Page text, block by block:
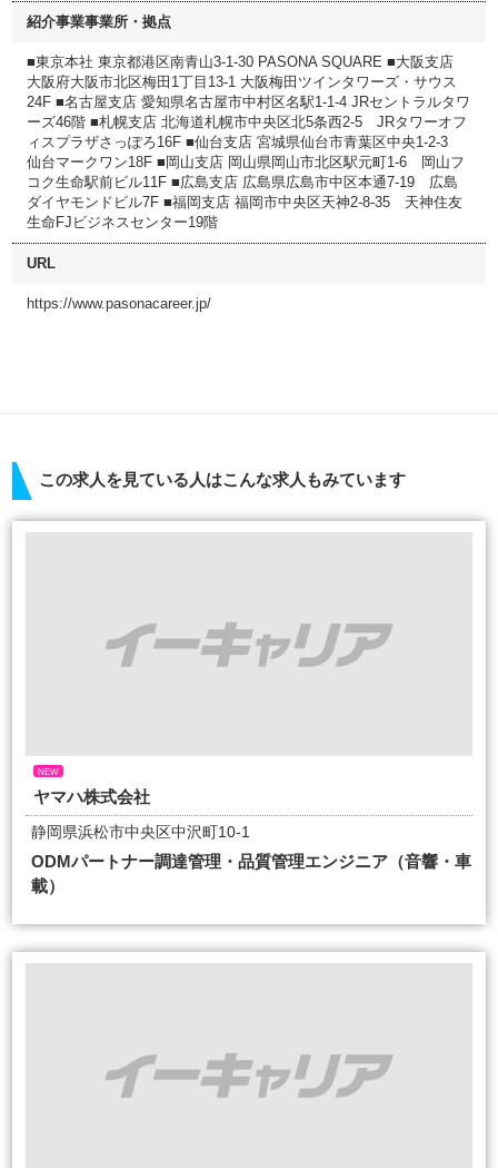
紹介事業事業所・拠点
■東京本社 東京都港区南青山3-1-30 PASONA SQUARE ■大阪支店
大阪府大阪市北区梅田1丁目13-1 大阪梅田ツインタワーズ・サウス
24F ■名古屋支店 愛知県名古屋市中村区名駅1-1-4 JRセントラルタワ
ーズ46階 ■札幌支店 北海道札幌市中央区北5条西2-5 JRタワーオフ
ィスプラザさっぽろ16F ■仙台支店 宮城県仙台市青葉区中央1-2-3
仙台マークワン18F ■岡山支店 岡山県岡山市北区駅元町1-6 岡山フ
コク生命駅前ビル11F ■広島支店 広島県広島市中区本通7-19 広島
ダイヤモンドビル7F ■福岡支店 福岡市中央区天神2-8-35 天神住友
生命FJビジネスセンター19階
URL
https://www.pasonacareer.jp/
この求人を見ている人はこんな求人もみています
NEW
ヤマハ株式会社
静岡県浜松市中央区中沢町10-1
ODMパートナー調達管理・品質管理エンジニア（音響・車
載）